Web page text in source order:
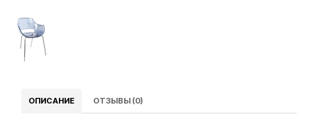
ОПИСАНИЕ ОТЗЫВЫ (0)